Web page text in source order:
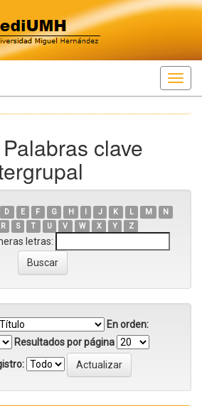
clave
D E F G H I J K L M
N
R S T U V W X Y Z
letras:
En orden:
Resultados por página